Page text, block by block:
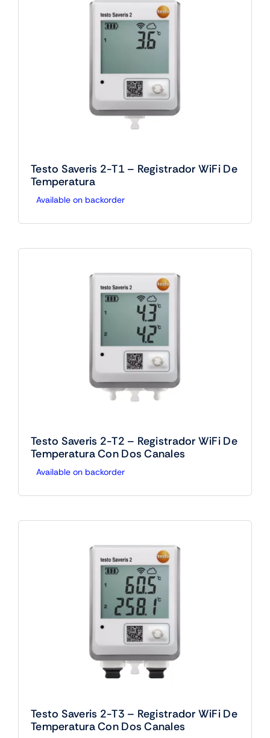
Testo Saveris 2-T1 – Registrador WiFi De
Temperatura
Available on backorder
Testo Saveris 2-T2 – Registrador WiFi De
Temperatura Con Dos Canales
Available on backorder
Testo Saveris 2-T3 – Registrador WiFi De
Temperatura Con Dos Canales